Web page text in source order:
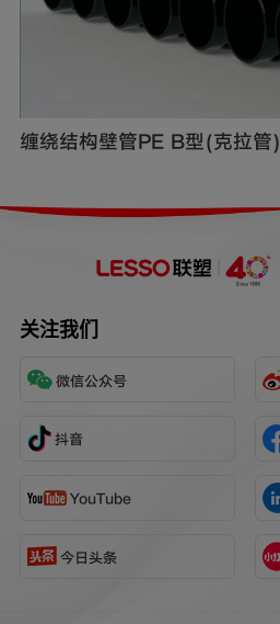
缠绕结构壁管PE B型(克拉管)
关注我们
微信公众号
抖音
YouTube
今日头条